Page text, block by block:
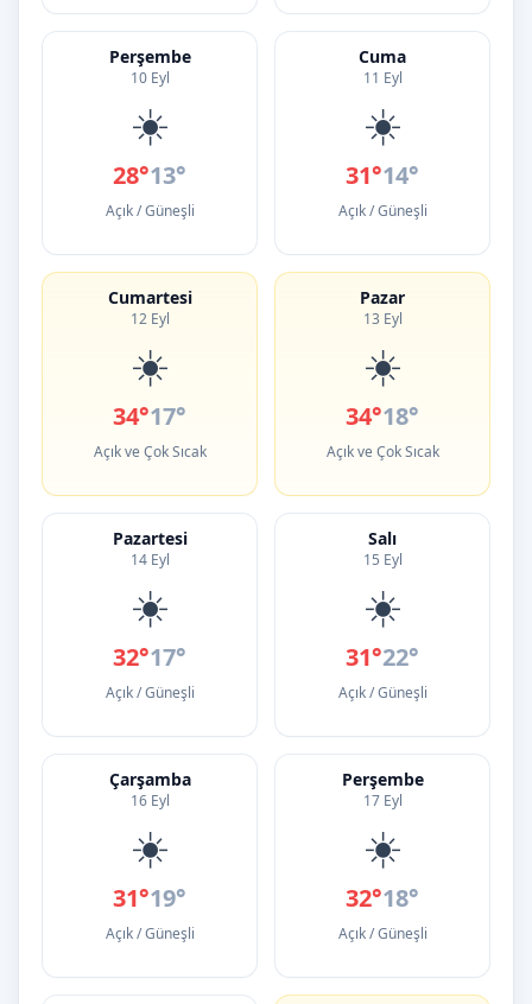
Perşembe
10 Eyl
☀️
28°13°
Açık / Güneşli
Cuma
11 Eyl
☀️
31°14°
Açık / Güneşli
Cumartesi
12 Eyl
☀️
34°17°
Açık ve Çok Sıcak
Pazar
13 Eyl
☀️
34°18°
Açık ve Çok Sıcak
Pazartesi
14 Eyl
☀️
32°17°
Açık / Güneşli
Salı
15 Eyl
☀️
31°22°
Açık / Güneşli
Çarşamba
16 Eyl
☀️
31°19°
Açık / Güneşli
Perşembe
17 Eyl
☀️
32°18°
Açık / Güneşli